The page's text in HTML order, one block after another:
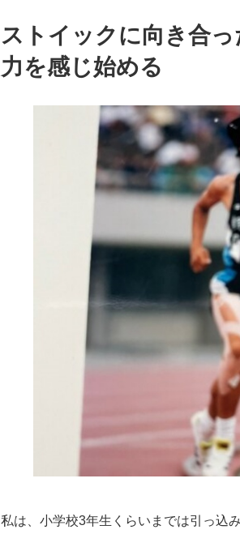
ストイックに向き合
力を感じ始める
私は、小学校3年生くらいまでは引っ込